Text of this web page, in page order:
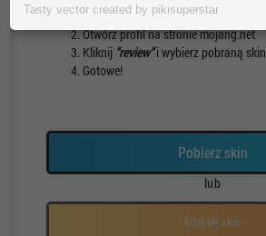
Tasty vector created by pikisuperstar
Pobierz skin
Otwórz profil na stronie mojang.net
Kliknij "review"i wybierz pobraną skin
Gotowe!
Pobierz skin
lub
Użyj tej skin